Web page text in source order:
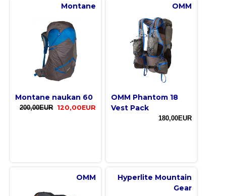
Montane
Montane naukan 60
200,00EUR 120,00EUR
OMM
OMM Phantom 18
Vest Pack
180,00EUR
OMM
Hyperlite Mountain
Gear